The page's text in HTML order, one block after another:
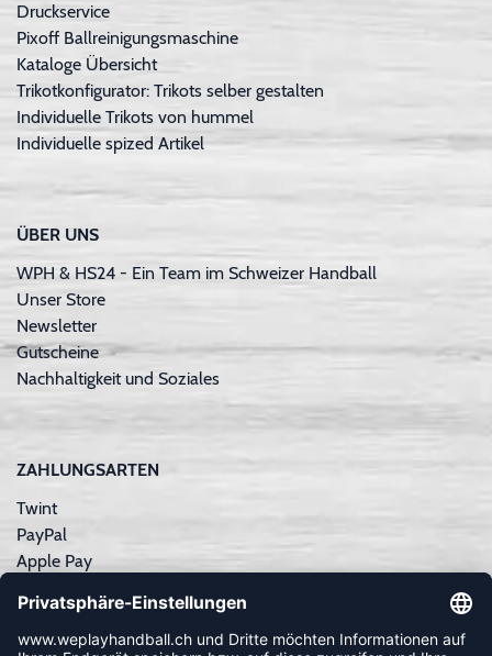
Druckservice
Pixoff Ballreinigungsmaschine
Kataloge Übersicht
Trikotkonfigurator: Trikots selber gestalten
Individuelle Trikots von hummel
Individuelle spized Artikel
ÜBER UNS
WPH & HS24 - Ein Team im Schweizer Handball
Unser Store
Newsletter
Gutscheine
Nachhaltigkeit und Soziales
ZAHLUNGSARTEN
Twint
PayPal
Apple Pay
Kreditkarte
Rechnungskauf